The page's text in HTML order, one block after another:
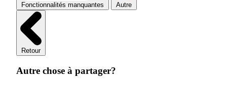
Fonctionnalités manquantes Autre
Retour
Autre chose à partager?